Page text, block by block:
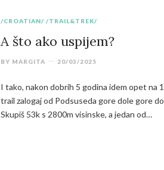
/CROATIAN/ /TRAIL&TREK/
A što ako uspijem?
BY MARGITA 20/03/2025
I tako, nakon dobrih 5 godina idem opet na
trail zalogaj od Podsuseda gore dole gore
Skupiš 53k s 2800m visinske, a jedan od…